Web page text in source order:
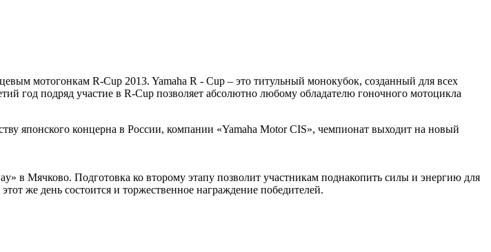
мотогонкам R-Cup 2013. Yamaha R - Cup – это титульный монокубок, созданный для всех
год подряд участие в R-Cup позволяет абсолютно любому обладателю гоночного мотоцикла
японского концерна в России, компании «Yamaha Motor CIS», чемпионат выходит на новый
в Мячково. Подготовка ко второму этапу позволит участникам поднакопить силы и энергию для
же день состоится и торжественное награждение победителей.